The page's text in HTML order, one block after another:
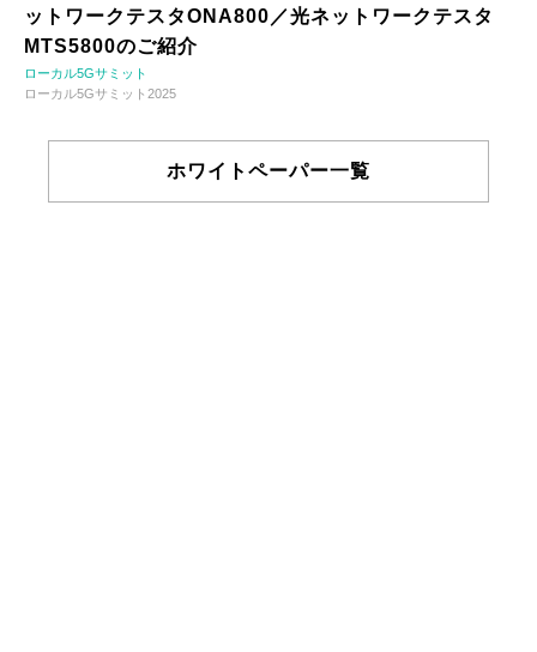
ットワークテスタONA800／光ネットワークテスタ
MTS5800のご紹介
ローカル5Gサミット
ローカル5Gサミット2025
ホワイトペーパー一覧